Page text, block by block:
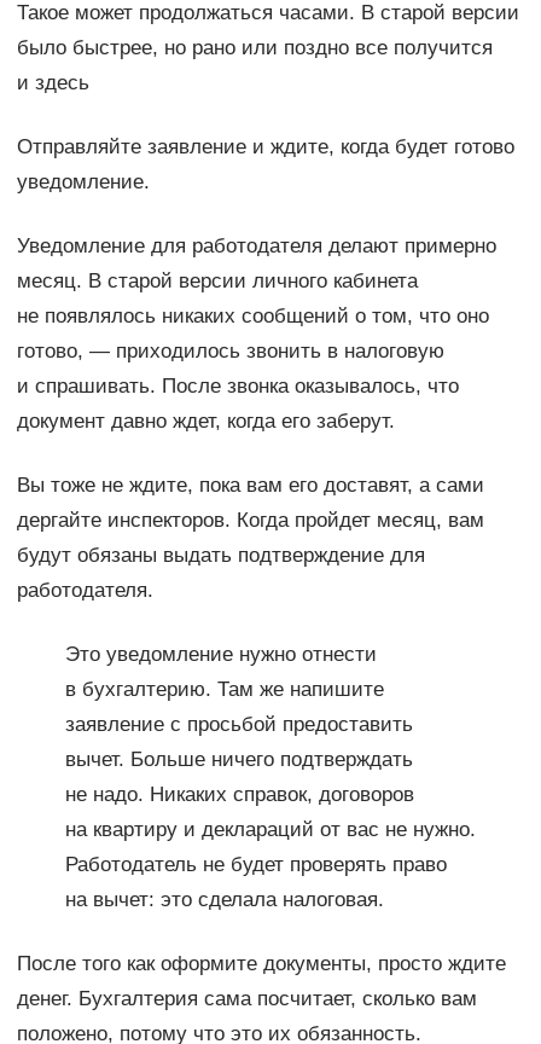
Такое может продолжаться часами. В старой версии
было быстрее, но рано или поздно все получится
и здесь
Отправляйте заявление и ждите, когда будет готово
уведомление.
Уведомление для работодателя делают примерно
месяц. В старой версии личного кабинета
не появлялось никаких сообщений о том, что оно
готово, — приходилось звонить в налоговую
и спрашивать. После звонка оказывалось, что
документ давно ждет, когда его заберут.
Вы тоже не ждите, пока вам его доставят, а сами
дергайте инспекторов. Когда пройдет месяц, вам
будут обязаны выдать подтверждение для
работодателя.
Это уведомление нужно отнести
в бухгалтерию. Там же напишите
заявление с просьбой предоставить
вычет. Больше ничего подтверждать
не надо. Никаких справок, договоров
на квартиру и деклараций от вас не нужно.
Работодатель не будет проверять право
на вычет: это сделала налоговая.
После того как оформите документы, просто ждите
денег. Бухгалтерия сама посчитает, сколько вам
положено, потому что это их обязанность.